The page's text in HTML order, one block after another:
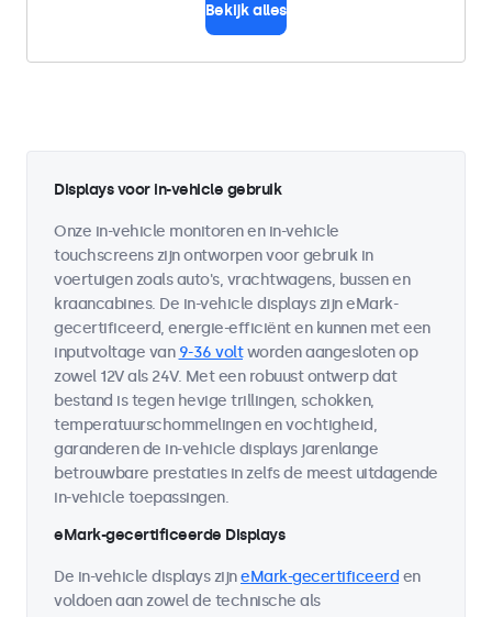
Bekijk alles
Displays voor in-vehicle gebruik
Onze in-vehicle monitoren en in-vehicle
touchscreens zijn ontworpen voor gebruik in
voertuigen zoals auto's, vrachtwagens, bussen en
kraancabines. De in-vehicle displays zijn eMark-
gecertificeerd, energie-efficiënt en kunnen met een
inputvoltage van 9-36 voltworden aangesloten op
zowel 12V als 24V. Met een robuust ontwerp dat
bestand is tegen hevige trillingen, schokken,
temperatuurschommelingen en vochtigheid,
garanderen de in-vehicle displays jarenlange
betrouwbare prestaties in zelfs de meest uitdagende
in-vehicle toepassingen.
eMark-gecertificeerde Displays
De in-vehicle displays zijneMark-gecertificeerd en
voldoen aan zowel de technische als